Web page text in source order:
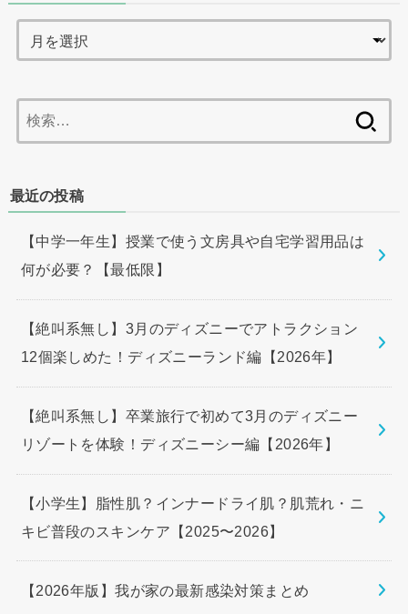
索:
最近の投稿
【中学一年生】授業で使う文房具や自宅学習用品は
何が必要？【最低限】
【絶叫系無し】3月のディズニーでアトラクション
12個楽しめた！ディズニーランド編【2026年】
【絶叫系無し】卒業旅行で初めて3月のディズニー
リゾートを体験！ディズニーシー編【2026年】
【小学生】脂性肌？インナードライ肌？肌荒れ・ニ
キビ普段のスキンケア【2025〜2026】
【2026年版】我が家の最新感染対策まとめ